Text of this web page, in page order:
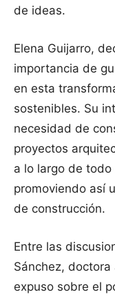
de ideas.
Elena Guijarro,
importancia de
en esta
sostenibles. Su
necesidad de
proyectos
a lo largo de
promoviendo así
de construcción.
Entre las
Sánchez,
expuso sobre el